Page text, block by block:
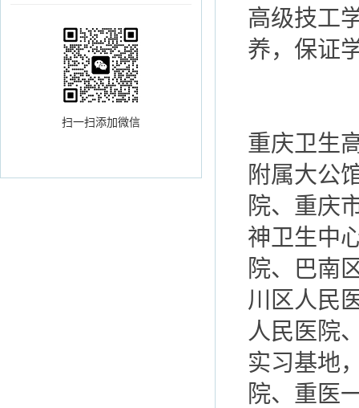
扫一扫添加微信
高级技工
养，保证
重庆卫生
附属大公
院、重庆
神卫生中
院、巴南
川区人民
人民医院
实习基地
院、重医